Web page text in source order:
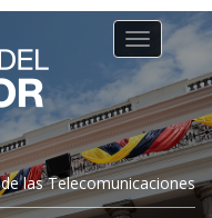
las Telecomunicaciones
Toggle
navigation